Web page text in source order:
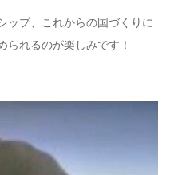
ップ、これからの国づくりに
られるのが楽しみです！